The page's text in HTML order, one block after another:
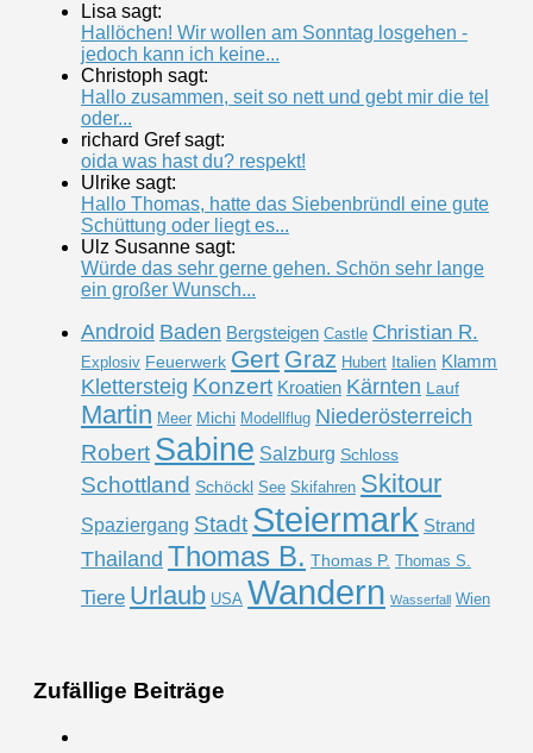
Lisa sagt:
Hallöchen! Wir wollen am Sonntag losgehen -
jedoch kann ich keine...
Christoph sagt:
Hallo zusammen, seit so nett und gebt mir die tel
oder...
richard Gref sagt:
oida was hast du? respekt!
Ulrike sagt:
Hallo Thomas, hatte das Siebenbründl eine gute
Schüttung oder liegt es...
Ulz Susanne sagt:
Würde das sehr gerne gehen. Schön sehr lange
ein großer Wunsch...
Android Baden Bergsteigen Castle Christian R.
Explosiv Feuerwerk Gert Graz Hubert Italien Klamm
Klettersteig Konzert Kroatien Kärnten Lauf
Martin Meer Michi Modellflug Niederösterreich
Robert Sabine Salzburg Schloss
Schottland Schöckl See Skifahren Skitour
Spaziergang Stadt Steiermark Strand
Thailand Thomas B. Thomas P. Thomas S.
Tiere Urlaub USA Wandern Wasserfall Wien
Zufällige Beiträge